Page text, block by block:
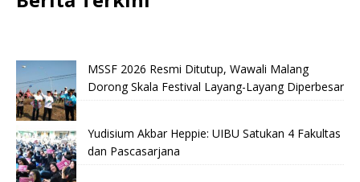
MSSF 2026 Resmi Ditutup, Wawali Malang
Dorong Skala Festival Layang-Layang Diperbesar
Yudisium Akbar Heppie: UIBU Satukan 4 Fakultas
dan Pascasarjana